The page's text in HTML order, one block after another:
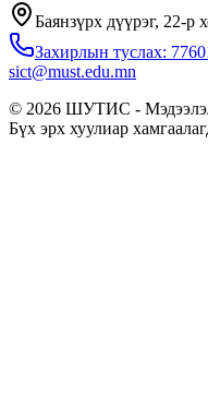
Баянзүрх дүүрэг, 22-
Захирлын туслах:
sict@must.edu.mn
© 2026 ШУТИС -
Бүх эрх хуулиар